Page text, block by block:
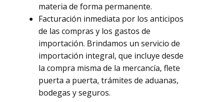
materia de forma permanente.
Facturación inmediata por los anticipos
de las compras y los gastos de
importación. Brindamos un servicio de
importación integral, que incluye desde
la compra misma de la mercancía, flete
puerta a puerta, trámites de aduanas,
bodegas y seguros.